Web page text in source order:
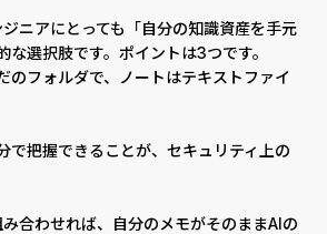
ニアにとっても「自分の知識資産を手元
な選択肢です。ポイントは3つです。
のフォルダで、ノートはテキストファイ
で把握できることが、セキュリティ上の
合わせれば、自分のメモがそのままAIの